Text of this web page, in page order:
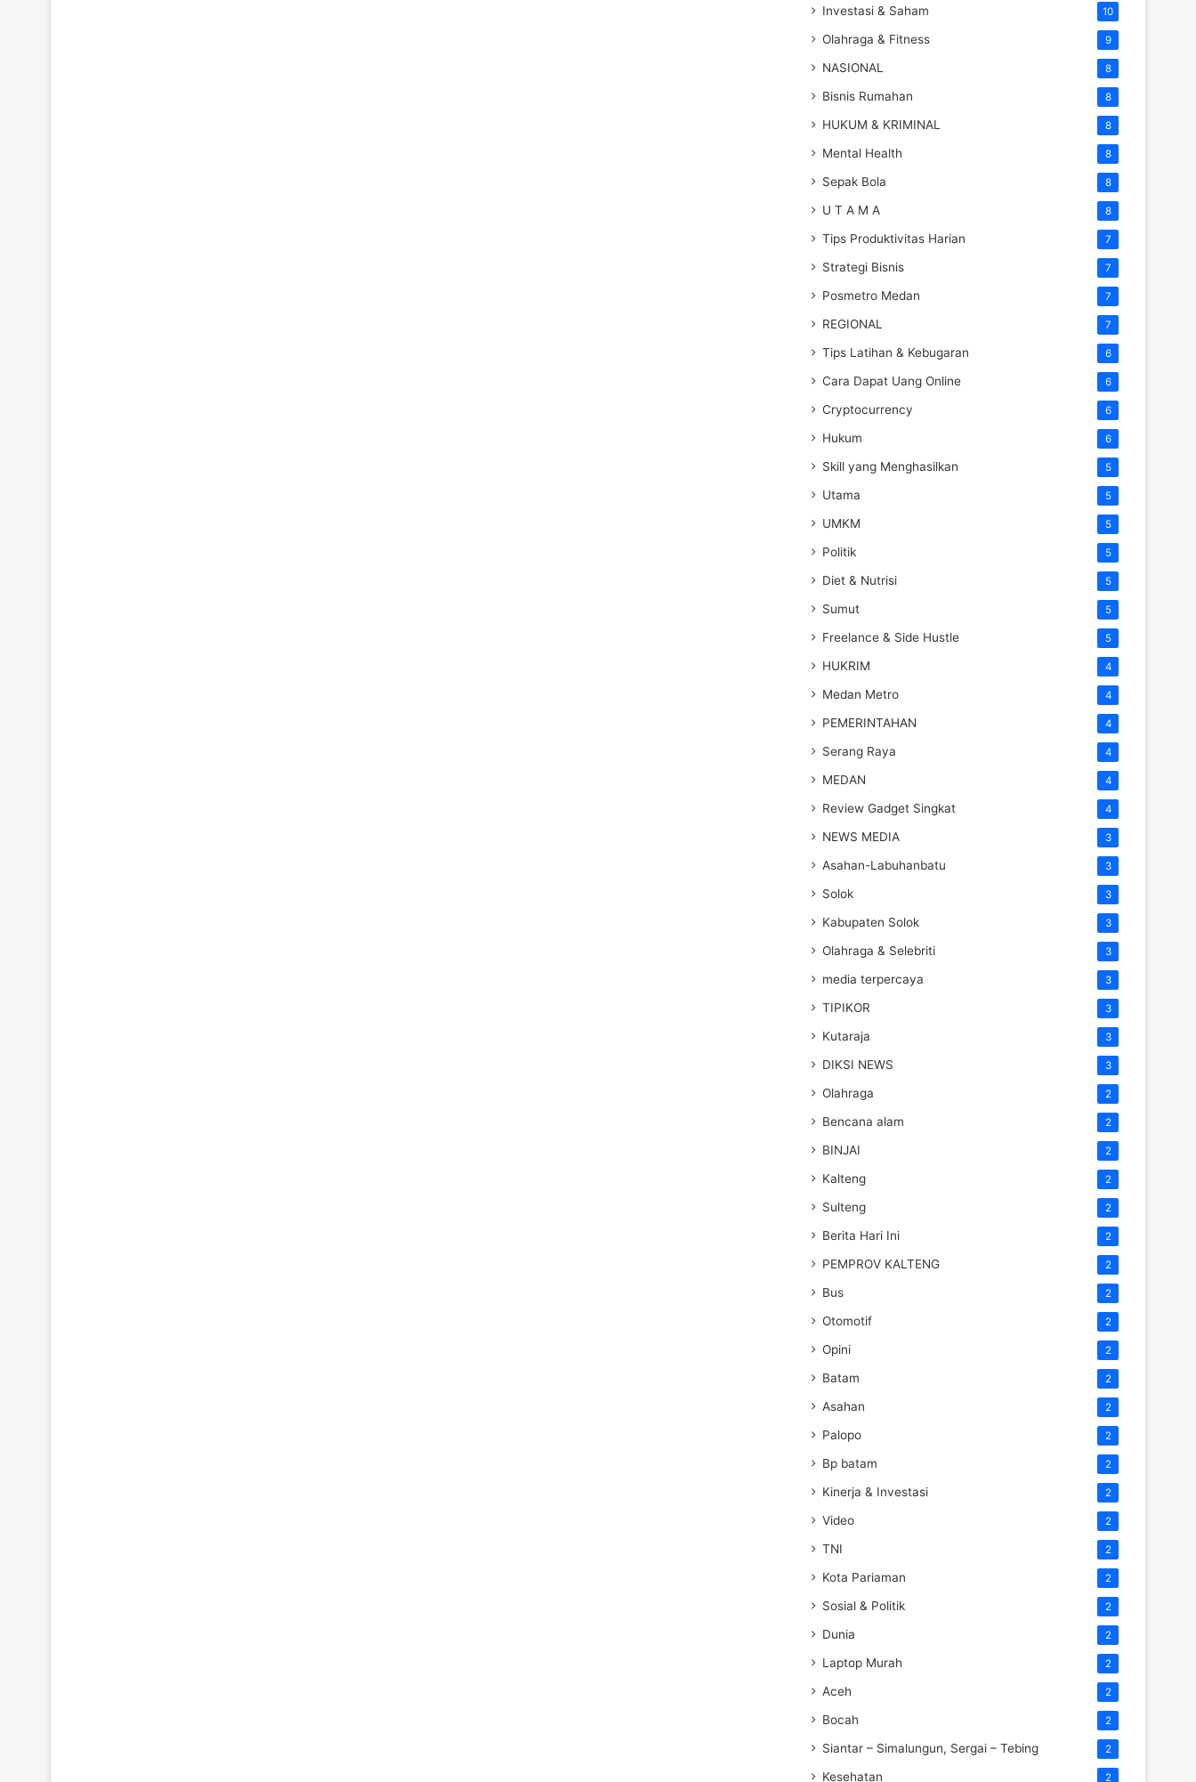
Investasi & Saham 10
Olahraga & Fitness 9
NASIONAL 8
Bisnis Rumahan 8
HUKUM & KRIMINAL 8
Mental Health 8
Sepak Bola 8
U T A M A 8
Tips Produktivitas Harian 7
Strategi Bisnis 7
Posmetro Medan 7
REGIONAL 7
Tips Latihan & Kebugaran 6
Cara Dapat Uang Online 6
Cryptocurrency 6
Hukum 6
Skill yang Menghasilkan 5
Utama 5
UMKM 5
Politik 5
Diet & Nutrisi 5
Sumut 5
Freelance & Side Hustle 5
HUKRIM 4
Medan Metro 4
PEMERINTAHAN 4
Serang Raya 4
MEDAN 4
Review Gadget Singkat 4
NEWS MEDIA 3
Asahan-Labuhanbatu 3
Solok 3
Kabupaten Solok 3
Olahraga & Selebriti 3
media terpercaya 3
TIPIKOR 3
Kutaraja 3
DIKSI NEWS 3
Olahraga 2
Bencana alam 2
BINJAI 2
Kalteng 2
Sulteng 2
Berita Hari Ini 2
PEMPROV KALTENG 2
Bus 2
Otomotif 2
Opini 2
Batam 2
Asahan 2
Palopo 2
Bp batam 2
Kinerja & Investasi 2
Video 2
TNI 2
Kota Pariaman 2
Sosial & Politik 2
Dunia 2
Laptop Murah 2
Aceh 2
Bocah 2
Siantar – Simalungun, Sergai – Tebing 2
Kesehatan 2